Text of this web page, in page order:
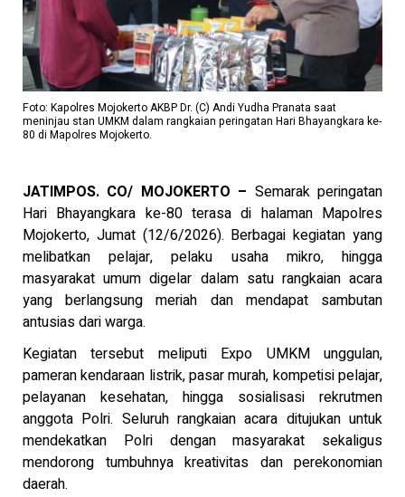
Foto: Kapolres Mojokerto AKBP Dr. (C) Andi Yudha Pranata saat
meninjau stan UMKM dalam rangkaian peringatan Hari Bhayangkara ke-
80 di Mapolres Mojokerto.
JATIMPOS. CO/ MOJOKERTO – Semarak peringatan
Hari Bhayangkara ke-80 terasa di halaman Mapolres
Mojokerto, Jumat (12/6/2026). Berbagai kegiatan yang
melibatkan pelajar, pelaku usaha mikro, hingga
masyarakat umum digelar dalam satu rangkaian acara
yang berlangsung meriah dan mendapat sambutan
antusias dari warga.
Kegiatan tersebut meliputi Expo UMKM unggulan,
pameran kendaraan listrik, pasar murah, kompetisi pelajar,
pelayanan kesehatan, hingga sosialisasi rekrutmen
anggota Polri. Seluruh rangkaian acara ditujukan untuk
mendekatkan Polri dengan masyarakat sekaligus
mendorong tumbuhnya kreativitas dan perekonomian
daerah.